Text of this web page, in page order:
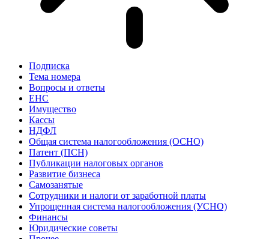
Подписка
Тема номера
Вопросы и ответы
ЕНС
Имущество
Кассы
НДФЛ
Общая система налогообложения (ОСНО)
Патент (ПСН)
Публикации налоговых органов
Развитие бизнеса
Самозанятые
Сотрудники и налоги от заработной платы
Упрощенная система налогообложения (УСНО)
Финансы
Юридические советы